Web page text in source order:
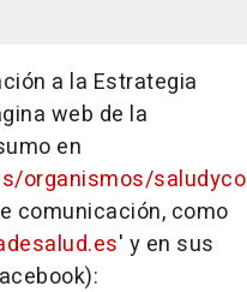
a la Estrategia
web de la
en
organismos/
comunicación, como
' y en sus